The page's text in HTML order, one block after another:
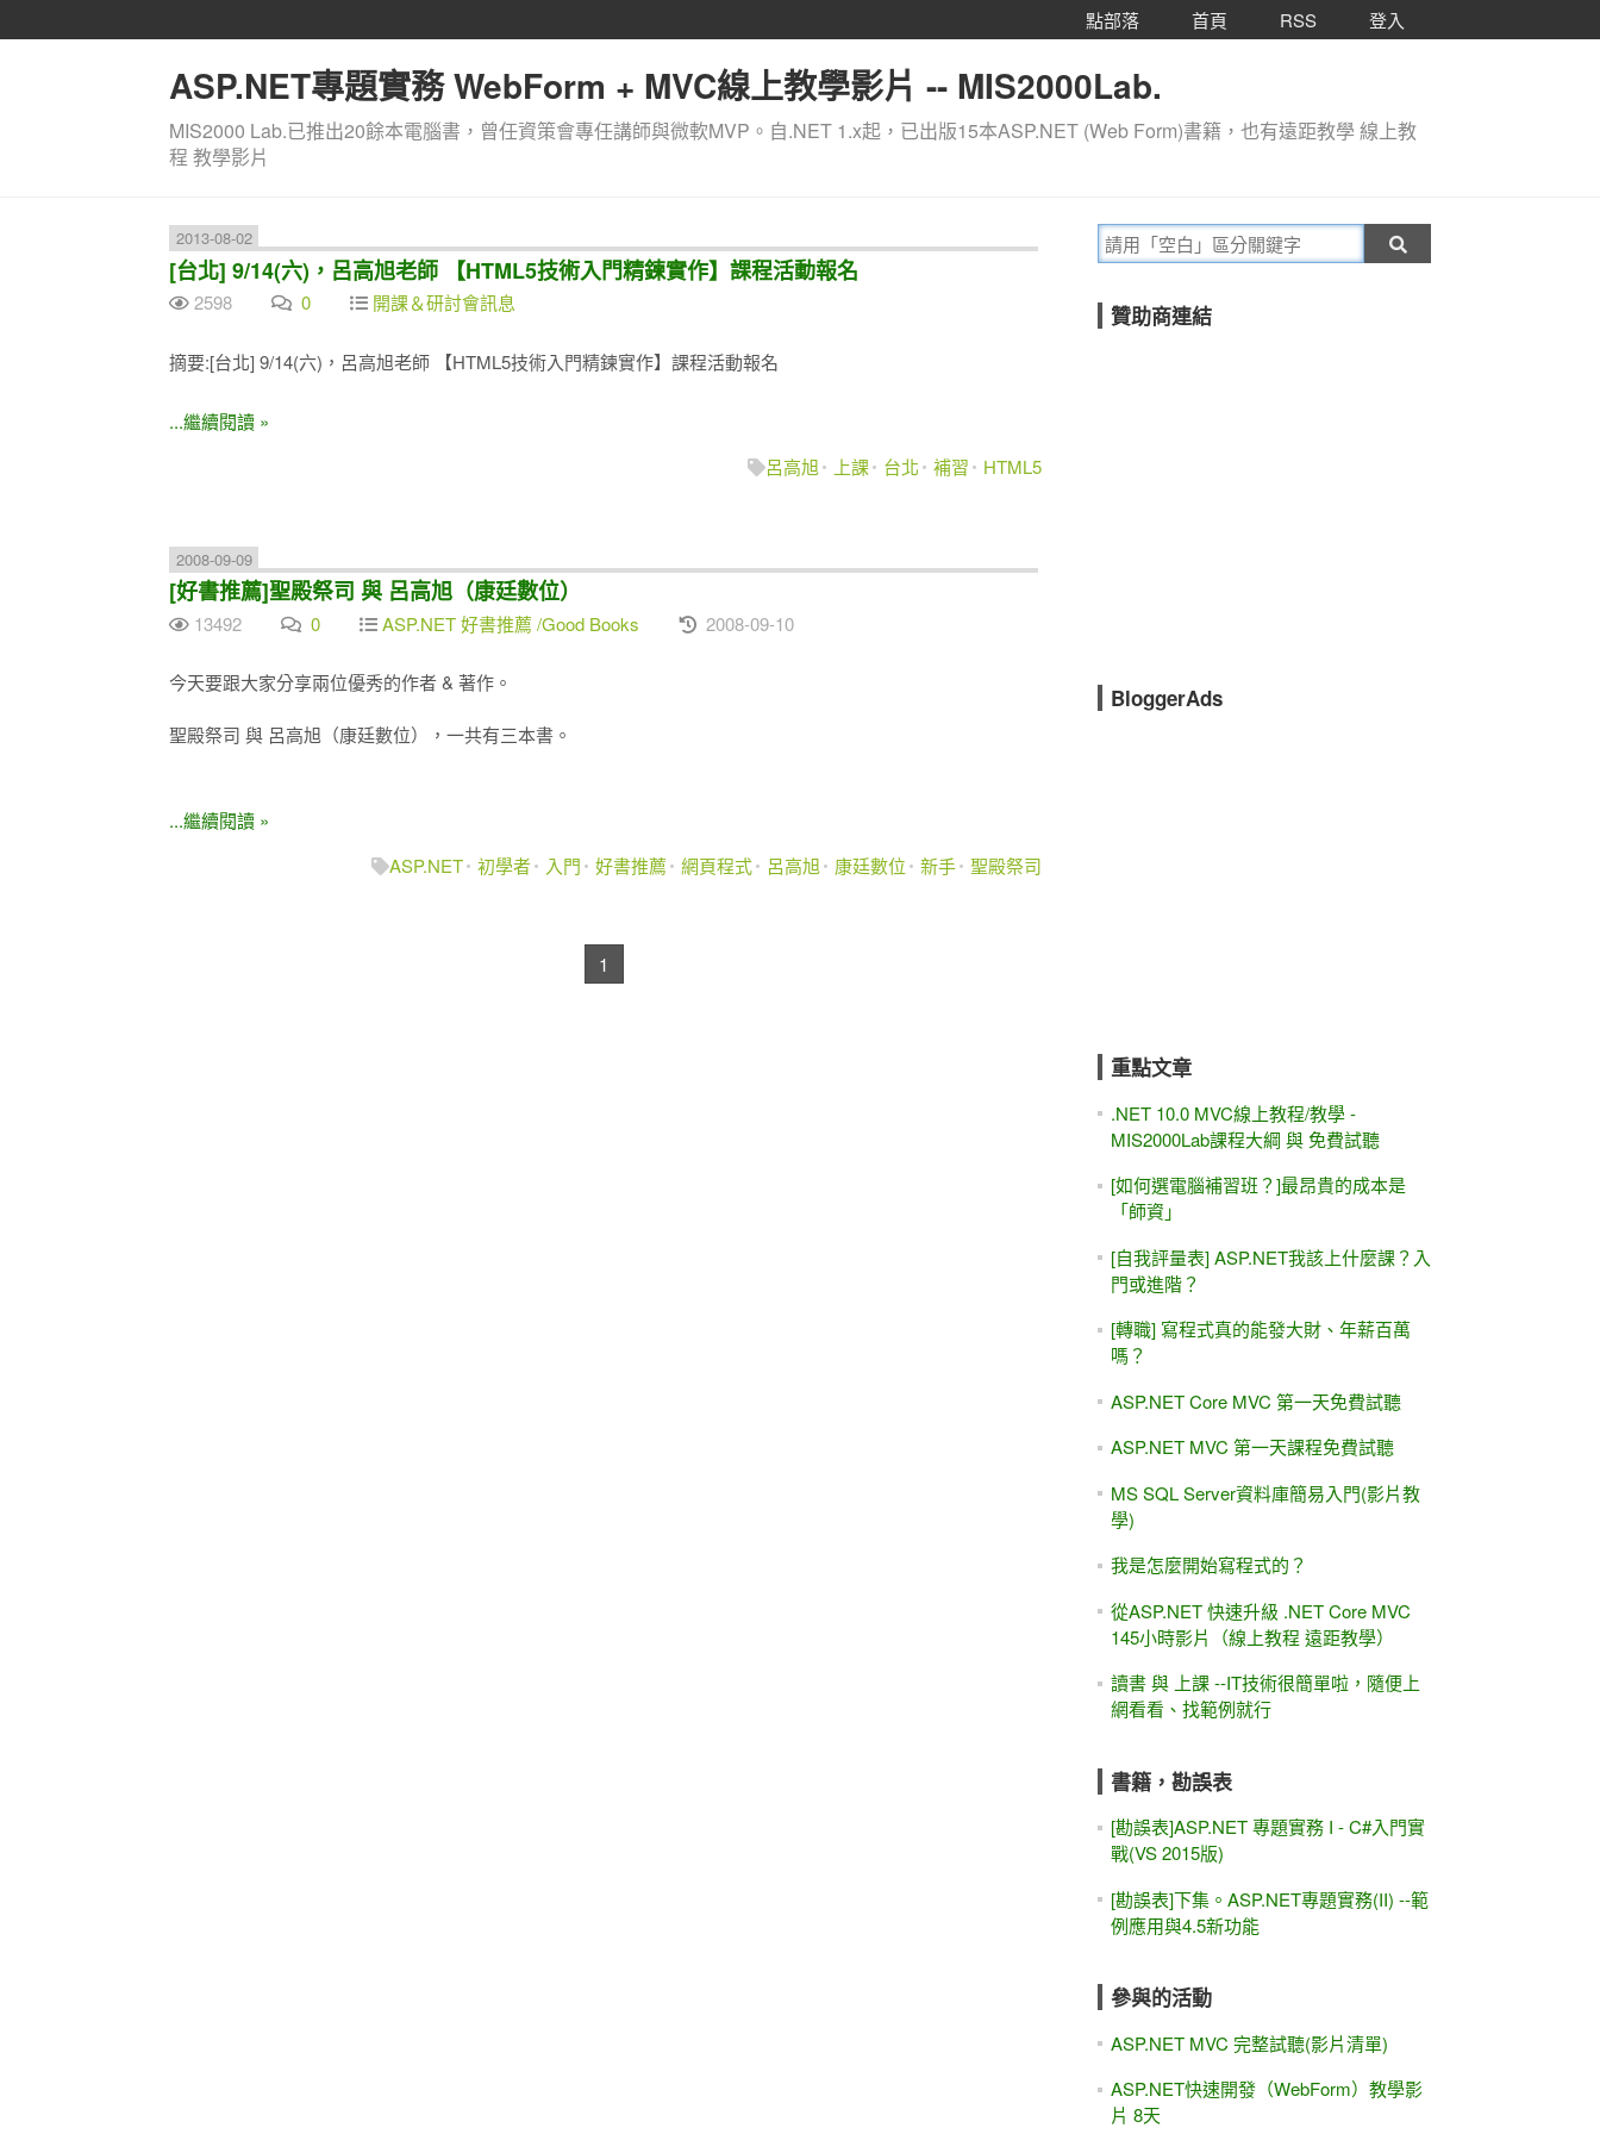
點部落 首頁 RSS 登入
ASP.NET專題實務 WebForm + MVC線上教學影片 -- MIS2000Lab.
MIS2000 Lab.已推出20餘本電腦書，曾任資策會專任講師與微軟MVP。自.NET 1.x起，已出版15本ASP.NET (Web Form)書籍，也有遠距教學 線上教
程 教學影片
2013-08-02
[台北] 9/14(六)，呂高旭老師 【HTML5技術入門精鍊實作】課程活動報名
2598 0 開課＆研討會訊息
摘要:[台北] 9/14(六)，呂高旭老師 【HTML5技術入門精鍊實作】課程活動報名
...繼續閱讀 »
呂高旭
上課 台北 補習 HTML5
2008-09-09
[好書推薦]聖殿祭司 與 呂高旭（康廷數位）
13492 0 ASP.NET 好書推薦 /Good Books 2008-09-10
今天要跟大家分享兩位優秀的作者 & 著作。
聖殿祭司 與 呂高旭（康廷數位），一共有三本書。
...繼續閱讀 »
ASP.NET 初學者 入門 好書推薦 網頁程式 呂高旭 康廷數位 新手 聖殿祭司
1
贊助商連結
BloggerAds
重點文章
.NET 10.0 MVC線上教程/教學 -
MIS2000Lab課程大綱 與 免費試聽
[如何選電腦補習班？]最昂貴的成本是
「師資」
[自我評量表] ASP.NET我該上什麼課？入
門或進階？
[轉職] 寫程式真的能發大財、年薪百萬
嗎？
ASP.NET Core MVC 第一天免費試聽
ASP.NET MVC 第一天課程免費試聽
MS SQL Server資料庫簡易入門(影片教
學)
我是怎麼開始寫程式的？
從ASP.NET 快速升級 .NET Core MVC
145小時影片（線上教程 遠距教學）
讀書 與 上課 --IT技術很簡單啦，隨便上
網看看、找範例就行
書籍，勘誤表
[勘誤表]ASP.NET 專題實務 I - C#入門實
戰(VS 2015版)
[勘誤表]下集。ASP.NET專題實務(II) --範
例應用與4.5新功能
參與的活動
ASP.NET MVC 完整試聽(影片清單)
ASP.NET快速開發（WebForm）教學影
片 8天